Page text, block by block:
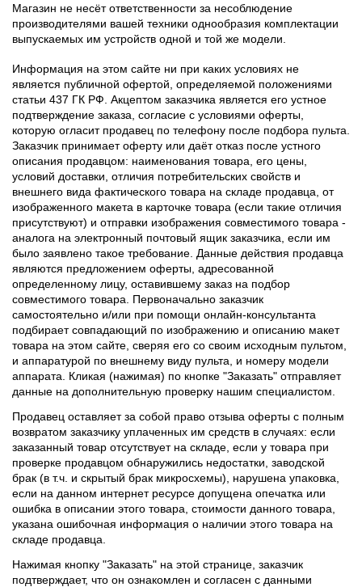
Магазин не несёт ответственности за несоблюдение
производителями вашей техники однообразия комплектации
выпускаемых им устройств одной и той же модели.
Информация на этом сайте ни при каких условиях не
является публичной офертой, определяемой положениями
статьи 437 ГК РФ. Акцептом заказчика является его устное
подтверждение заказа, согласие с условиями оферты,
которую огласит продавец по телефону после подбора пульта.
Заказчик принимает оферту или даёт отказ после устного
описания продавцом: наименования товара, его цены,
условий доставки, отличия потребительских свойств и
внешнего вида фактического товара на складе продавца, от
изображенного макета в карточке товара (если такие отличия
присутствуют) и отправки изображения совместимого товара -
аналога на электронный почтовый ящик заказчика, если им
было заявлено такое требование. Данные действия продавца
являются предложением оферты, адресованной
определенному лицу, оставившему заказ на подбор
совместимого товара. Первоначально заказчик
самостоятельно и/или при помощи онлайн-консультанта
подбирает совпадающий по изображению и описанию макет
товара на этом сайте, сверяя его со своим исходным пультом,
и аппаратурой по внешнему виду пульта, и номеру модели
аппарата. Кликая (нажимая) по кнопке "Заказать" отправляет
данные на дополнительную проверку нашим специалистом.
Продавец оставляет за собой право отзыва оферты с полным
возвратом заказчику уплаченных им средств в случаях: если
заказанный товар отсутствует на складе, если у товара при
проверке продавцом обнаружились недостатки, заводской
брак (в т.ч. и скрытый брак микросхемы), нарушена упаковка,
если на данном интернет ресурсе допущена опечатка или
ошибка в описании этого товара, стоимости данного товара,
указана ошибочная информация о наличии этого товара на
складе продавца.
Нажимая кнопку "Заказать" на этой странице, заказчик
подтверждает, что он ознакомлен и согласен с данными